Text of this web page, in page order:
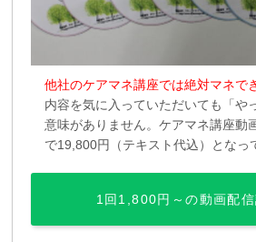
他社のケアマネ講座では絶対マネで
内容を気に入っていただいても「や
意味がありません。ケアマネ講座動
で19,800円（テキスト代込）となっ
1回1,800円～の動画配